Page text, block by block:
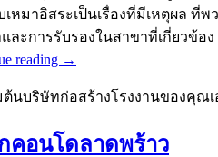
หมาอิสระเป็นเรื่องที่มีเหตุผล
ะการรับรองในสาขาที่เกี่ยวข้อ
reading →
ต้นบริษัทก่อสร้างโรงงานของคุณเ
คอนโดลาดพร้าว